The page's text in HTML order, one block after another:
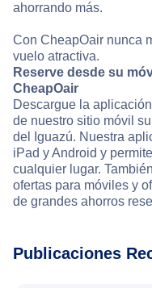
ahorrando más.
Con CheapOair nunca
vuelo atractiva.
Reserve desde su
CheapOair
Descargue la
de nuestro sitio móvil
del Iguazú. Nuestra
iPad y Android y
cualquier lugar.
ofertas para móviles y
de grandes ahorros
Publicaciones